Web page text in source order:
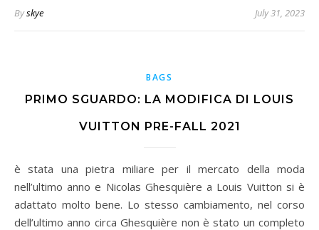
Byskye July 31, 2023
BAGS
PRIMO SGUARDO: LA MODIFICA DI LOUIS
VUITTON PRE-FALL 2021
è stata una pietra miliare per il mercato della moda
nell’ultimo anno e Nicolas Ghesquière a Louis Vuitton si è
adattato molto bene. Lo stesso cambiamento, nel corso
dell’ultimo anno circa Ghesquière non è stato un completo